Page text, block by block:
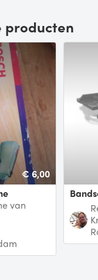
producten
€ 6,00
van